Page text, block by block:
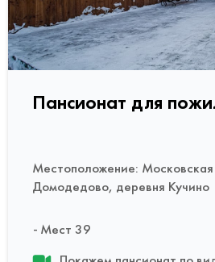
Пансионат для
Местоположение: Московская
Домодедово, деревня Кучино
Мест 39